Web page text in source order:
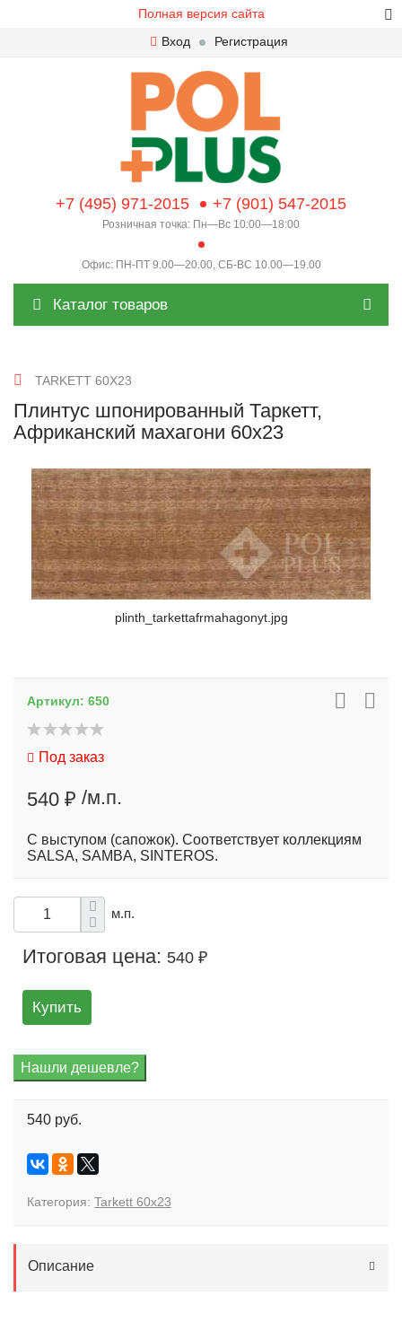
Полная версия сайта
Вход
Регистрация
+7 (495) 971-2015 +7 (901) 547-2015
Розничная точка: Пн—Вс 10:00—18:00
Офис: ПН-ПТ 9.00—20.00, СБ-ВС 10.00—19.00
Каталог товаров
TARKETT 60X23
Плинтус шпонированный Таркетт,
Африканский махагони 60x23
plinth_tarkettafrmahagonyt.jpg
Артикул: 650
Под заказ
540 ₽ /м.п.
С выступом (сапожок). Соответствует коллекциям
SALSA, SAMBA, SINTEROS.
м.п.
Итоговая цена: 540 ₽
Купить
540 руб.
Категория: Tarkett 60x23
Описание